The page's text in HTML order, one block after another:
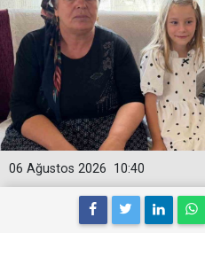
10:40
06 Ağustos 2026